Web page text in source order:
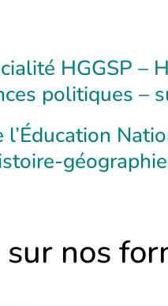
HGGSP –
politiques –
nos